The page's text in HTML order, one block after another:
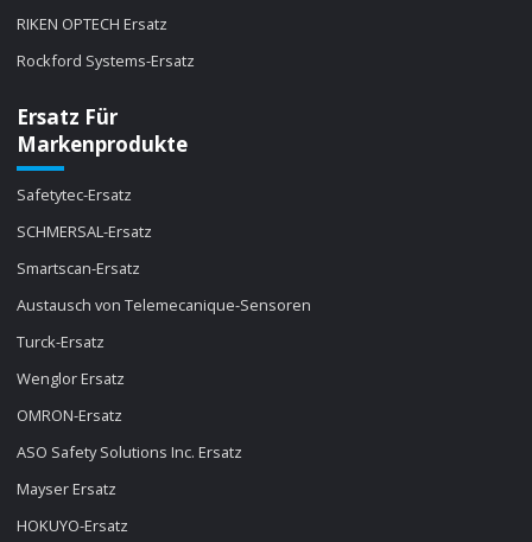
RIKEN OPTECH Ersatz
Rockford Systems-Ersatz
Ersatz Für
Markenprodukte
Safetytec-Ersatz
SCHMERSAL-Ersatz
Smartscan-Ersatz
Austausch von Telemecanique-Sensoren
Turck-Ersatz
Wenglor Ersatz
OMRON-Ersatz
ASO Safety Solutions Inc. Ersatz
Mayser Ersatz
HOKUYO-Ersatz